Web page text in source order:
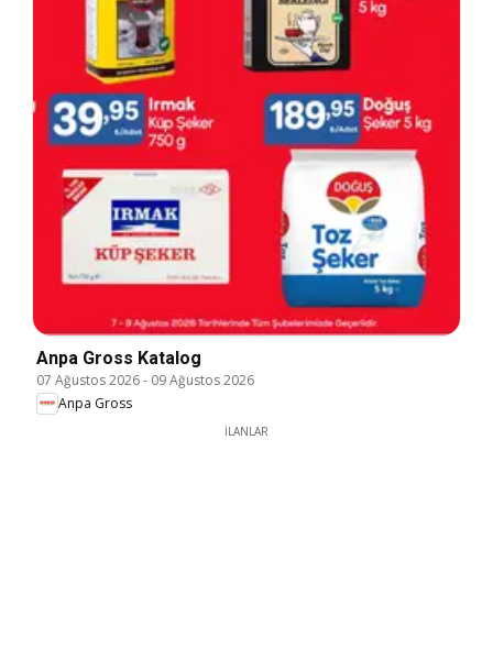
Anpa Gross Katalog
07 Ağustos 2026- 09 Ağustos 2026
Anpa Gross
İLANLAR